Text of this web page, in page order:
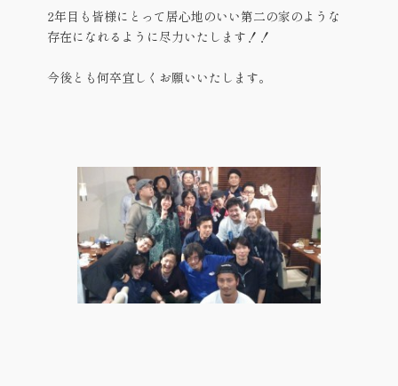
2年目も皆様にとって居心地のいい第二の家のような
存在になれるように尽力いたします！！
今後とも何卒宜しくお願いいたします。